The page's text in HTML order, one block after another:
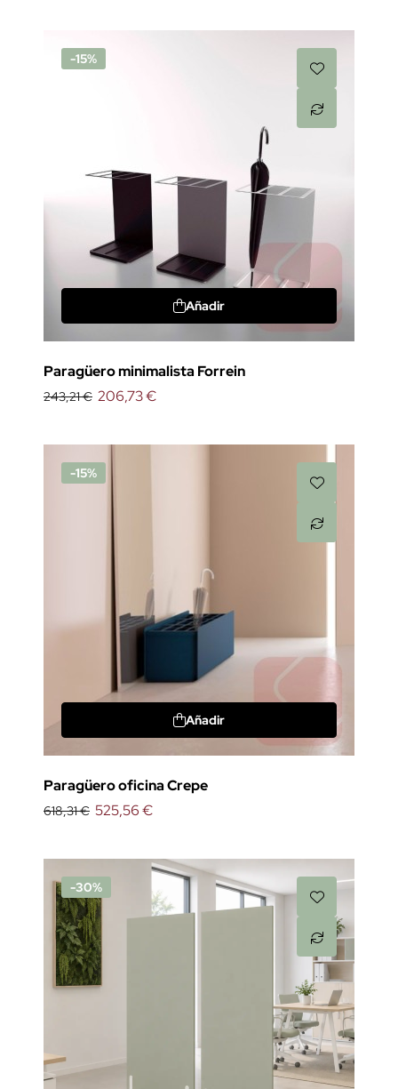
-15%
Añadir
Paragüero minimalista Forrein
243,21 € 206,73 €
-15%
Añadir
Paragüero oficina Crepe
618,31 € 525,56 €
-30%